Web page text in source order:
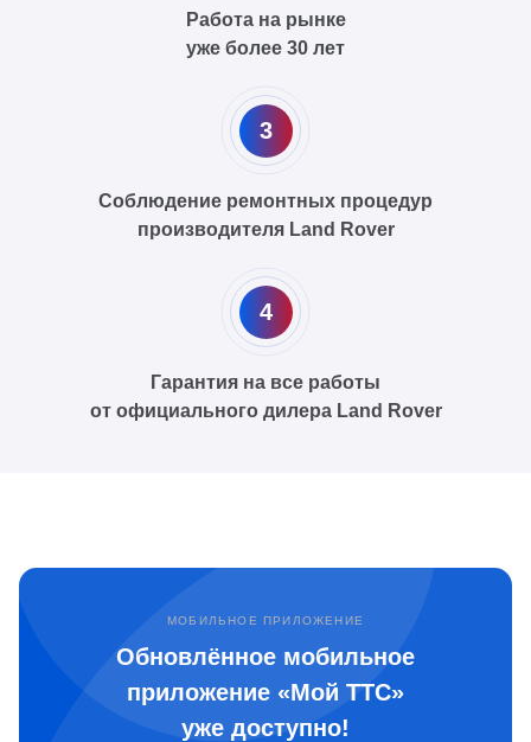
Работа на рынке
уже более 30 лет
3
Соблюдение ремонтных процедур
производителя Land Rover
4
Гарантия на все работы
от официального дилера Land Rover
МОБИЛЬНОЕ ПРИЛОЖЕНИЕ
Обновлённое мобильное
приложение «Мой ТТС»
уже доступно!